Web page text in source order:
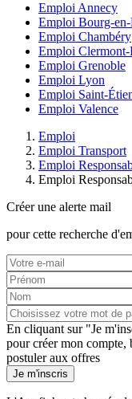
Emploi Annecy
Emploi Bourg-en-
Emploi Chambéry
Emploi Clermont-
Emploi Grenoble
Emploi Lyon
Emploi Saint-
Emploi Valence
Emploi
Emploi Transport
Emploi
Emploi
Créer une alerte mail
pour cette recherche
En cliquant sur "Je
pour créer mon compte,
postuler aux offres
Je m'inscris